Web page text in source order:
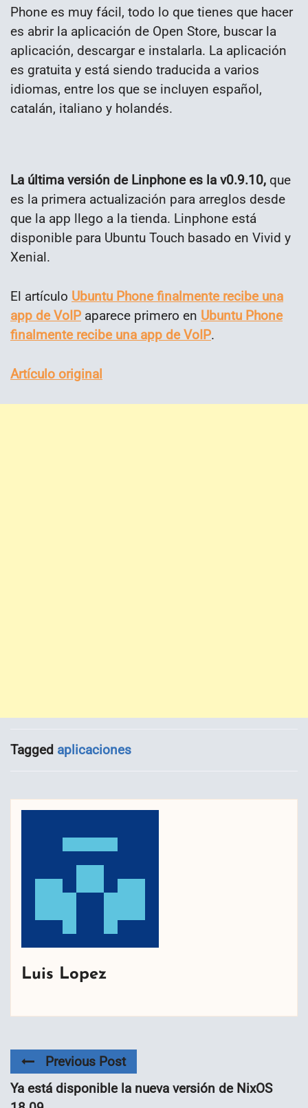
Phone es muy fácil, todo lo que tienes que hacer
es abrir la aplicación de Open Store, buscar la
aplicación, descargar e instalarla. La aplicación
es gratuita y está siendo traducida a varios
idiomas, entre los que se incluyen español,
catalán, italiano y holandés.
La última versión de Linphone es la v0.9.10, que
es la primera actualización para arreglos desde
que la app llego a la tienda. Linphone está
disponible para Ubuntu Touch basado en Vivid y
Xenial.
El artículo Ubuntu Phone finalmente recibe una
app de VoIP aparece primero en Ubuntu Phone
finalmente recibe una app de VoIP.
Artículo original
Tagged aplicaciones
Luis Lopez
Previous Post
Ya está disponible la nueva versión de NixOS